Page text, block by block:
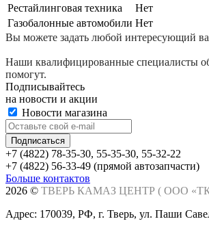
Рестайлинговая техника
Нет
Газобалонные автомобили Нет
Вы можете задать любой интересующий
Наши квалифицированные специалисты
помогут.
Подписывайтесь
на новости и акции
Новости магазина
+7 (4822) 78-35-30, 55-35-30, 55-32-22
+7 (4822) 56-33-49 (прямой автозапчасти)
Больше контактов
2026 © ТВЕРЬ КАМАЗ ЦЕНТР ( ООО
Адрес: 170039, РФ, г. Тверь, ул. Паши